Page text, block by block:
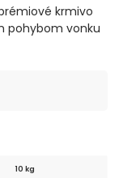
krmivo
pohybom vonku
10 kg